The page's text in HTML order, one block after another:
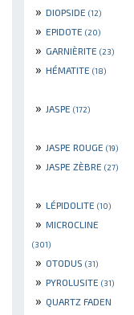
» DIOPSIDE (12)
» EPIDOTE (20)
» GARNIÈRITE (23)
» HÉMATITE (18)
» JASPE (172)
» JASPE ROUGE (19)
» JASPE ZÈBRE (27)
» LÉPIDOLITE (10)
» MICROCLINE
(301)
» OTODUS (31)
» PYROLUSITE (31)
» QUARTZ FADEN